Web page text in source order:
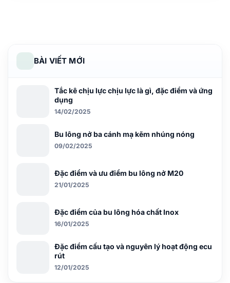
BÀI VIẾT MỚI
Tắc kê chịu lực chịu lực là gì, đặc điểm và ứng
dụng
14/02/2025
Bu lông nở ba cánh mạ kẽm nhúng nóng
09/02/2025
Đặc điểm và ưu điểm bu lông nở M20
21/01/2025
Đặc điểm của bu lông hóa chất Inox
16/01/2025
Đặc điểm cấu tạo và nguyên lý hoạt động ecu
rút
12/01/2025